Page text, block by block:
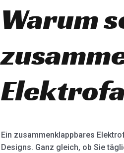
Warum
Ein zusammenklappbares
Designs. Ganz gleich, ob Sie